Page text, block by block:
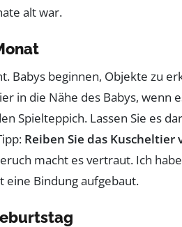
alt war.
Babys beginnen, Objekte zu
in die Nähe des Babys, wenn
Spielteppich. Lassen Sie es
Reiben Sie das
macht es vertraut. Ich
eine Bindung aufgebaut.